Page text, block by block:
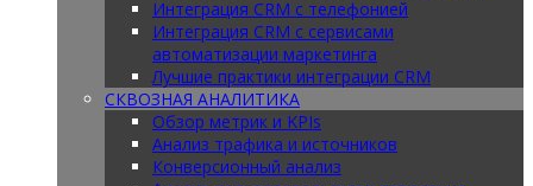
Интеграция CRM с телефонией
Интеграция CRM с сервисами
автоматизации маркетинга
Лучшие практики интеграции CRM
СКВОЗНАЯ АНАЛИТИКА
Обзор метрик и KPIs
Анализ трафика и источников
Конверсионный анализ